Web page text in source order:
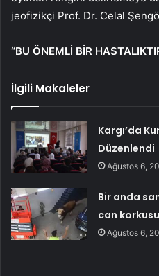
jeofizikçi Prof. Dr. Celal
“BU ÖNEMLİ BİR
İlgili Makaleler
Kargı’da
Düzenlendi
Ağustos 6,
Bir anda
can
Ağustos 6,